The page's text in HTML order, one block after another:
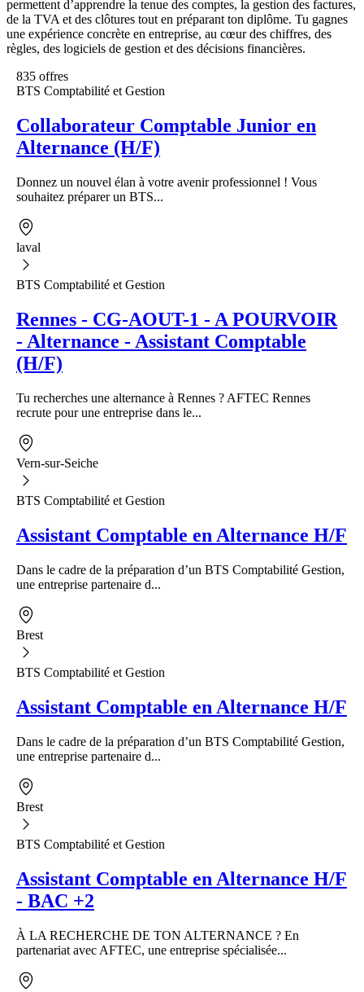
permettent d’apprendre la tenue des comptes, la gestion des factures,
de la TVA et des clôtures tout en préparant ton diplôme. Tu gagnes
une expérience concrète en entreprise, au cœur des chiffres, des
règles, des logiciels de gestion et des décisions financières.
835 offres
BTS Comptabilité et Gestion
Collaborateur Comptable Junior en
Alternance (H/F)
Donnez un nouvel élan à votre avenir professionnel ! Vous
souhaitez préparer un BTS...
laval
BTS Comptabilité et Gestion
Rennes - CG-AOUT-1 - A POURVOIR
- Alternance - Assistant Comptable
(H/F)
Tu recherches une alternance à Rennes ? AFTEC Rennes
recrute pour une entreprise dans le...
Vern-sur-Seiche
BTS Comptabilité et Gestion
Assistant Comptable en Alternance H/F
Dans le cadre de la préparation d’un BTS Comptabilité Gestion,
une entreprise partenaire d...
Brest
BTS Comptabilité et Gestion
Assistant Comptable en Alternance H/F
Dans le cadre de la préparation d’un BTS Comptabilité Gestion,
une entreprise partenaire d...
Brest
BTS Comptabilité et Gestion
Assistant Comptable en Alternance H/F
- BAC +2
À LA RECHERCHE DE TON ALTERNANCE ? En
partenariat avec AFTEC, une entreprise spécialisée...